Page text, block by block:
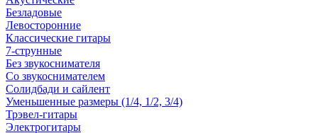
Безладовые
Левосторонние
Классические гитары
7-струнные
Без звукоснимателя
Со звукоснимателем
Солидбади и сайлент
Уменьшенные размеры (1/4, 1/2, 3/4)
Трэвел-гитары
Электрогитары